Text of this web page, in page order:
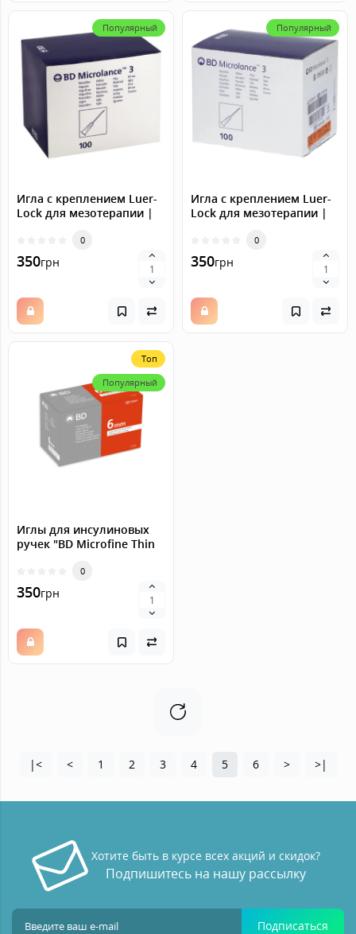
Популярный
Игла с креплением Luer-
Lock для мезотерапии |
Microlance 23G (0,6 x 40
mm), 100 шт.
0
350грн
Популярный
Игла с креплением Luer-
Lock для мезотерапии |
Microlance 25G 1" (0,5 x 25
mm), 100 шт.
0
350грн
Топ
Популярный
Иглы для инсулиновых
ручек "BD Microfine Thin
0
350грн
|< < 1 2 3 4 5 6 > >|
Хотите быть в курсе всех акций и скидок?
Подпишитесь на нашу рассылку
Подписаться